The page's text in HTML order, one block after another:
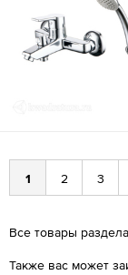
1 2 3
Все товары раздела
Также вас может